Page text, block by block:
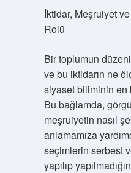
İktidar, Meşruiyet
Rolü
Bir toplumun
ve bu iktidarın ne
siyaset biliminin en
Bu bağlamda,
meşruiyetin nasıl
anlamamıza
seçimlerin serbest
yapılıp